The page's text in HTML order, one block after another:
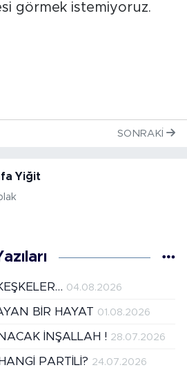
görmek istemiyoruz.
SONRAKI
Yiğit
04.08.2026
BİR HAYAT 01.08.2026
İNŞALLAH ! 28.07.2026
PARTİLİ? 24.07.2026